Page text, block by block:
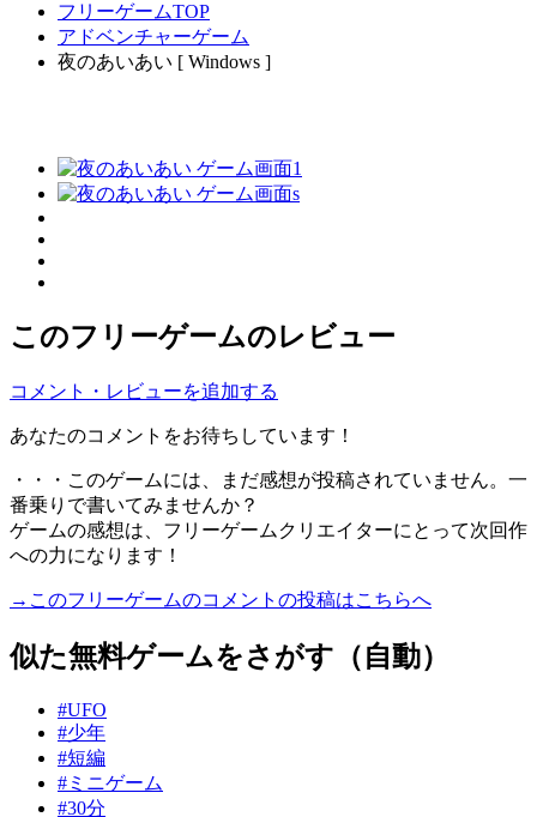
フリーゲームTOP
アドベンチャーゲーム
夜のあいあい [ Windows ]
このフリーゲームのレビュー
コメント・レビューを追加する
あなたのコメントをお待ちしています！
・・・このゲームには、まだ感想が投稿されていません。一
番乗りで書いてみませんか？
ゲームの感想は、フリーゲームクリエイターにとって次回作
への力になります！
→このフリーゲームのコメントの投稿はこちらへ
似た無料ゲームをさがす（自動）
#UFO
#少年
#短編
#ミニゲーム
#30分